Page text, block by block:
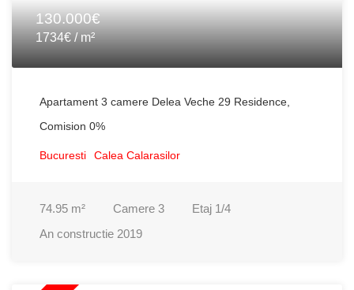
130.000€
1734€ / m²
Apartament 3 camere Delea Veche 29 Residence,
Comision 0%
Bucuresti Calea Calarasilor
74.95 m² Camere 3 Etaj 1/4
An constructie 2019